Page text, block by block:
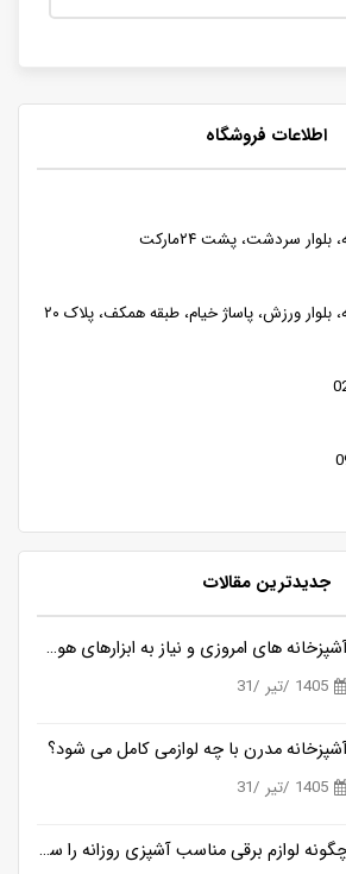
اطلاعات فروشگاه
سردشت، پشت ۲۴مارکت
بلوار ورزش، پاساژ خیام، طبقه همکف، پلاک ۲۰
جدیدترین مقالات
آشپزخانه های امروزی و نیاز به ابزارهای هوشمندتر
1405 /تیر /31
مدرن با چه لوازمی کامل می شود؟
1405 /تیر /31
چگونه لوازم برقی مناسب آشپزی روزانه را ساده تر می کنند؟